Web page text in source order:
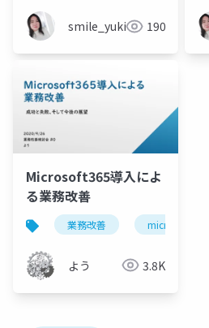
smile_yukiko_it190
Microsoft365導入によ
る業務改善
業務改善 microsoft 365
よう 3.8K